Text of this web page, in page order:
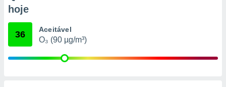
qual se
tal,
ou opor-
qualquer
hoje
36 Aceitável
O₃ (90 µg/m³)